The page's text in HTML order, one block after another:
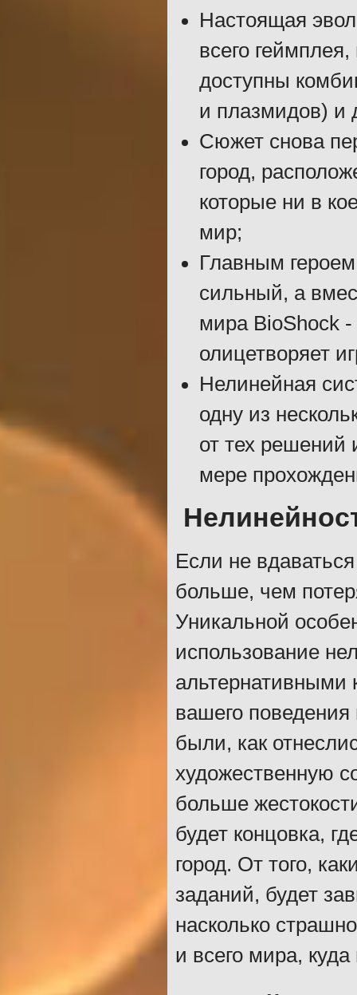
Настоящая
всего
доступны
и плазмидов) и
Сюжет снова
город,
которые ни в
мир;
Главным
сильный, а
мира BioShock
олицетворяет
Нелинейная
одну из
от тех решений
мере
Если не
больше, чем
Уникальной
использование
альтернативными
вашего
были, как
художественную
больше
будет концовка,
город. От того,
заданий, будет
насколько
и всего мира,